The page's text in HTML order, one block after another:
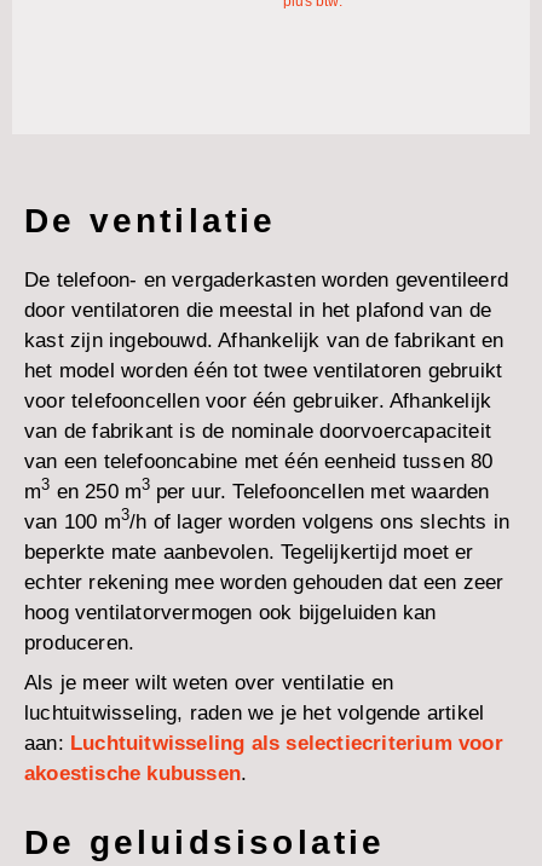
De ventilatie
De telefoon- en vergaderkasten worden geventileerd
door ventilatoren die meestal in het plafond van de
kast zijn ingebouwd. Afhankelijk van de fabrikant en
het model worden één tot twee ventilatoren gebruikt
voor telefooncellen voor één gebruiker. Afhankelijk
van de fabrikant is de nominale doorvoercapaciteit
van een telefooncabine met één eenheid tussen 80
m3 en 250 m3 per uur. Telefooncellen met waarden
van 100 m3/h of lager worden volgens ons slechts in
beperkte mate aanbevolen. Tegelijkertijd moet er
echter rekening mee worden gehouden dat een zeer
hoog ventilatorvermogen ook bijgeluiden kan
produceren.
Als je meer wilt weten over ventilatie en
luchtuitwisseling, raden we je het volgende artikel
aan: Luchtuitwisseling als selectiecriterium voor
akoestische kubussen.
De geluidsisolatie